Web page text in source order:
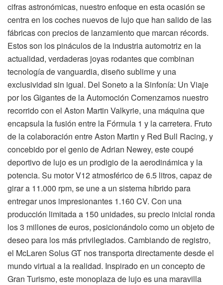
cifras astronómicas, nuestro enfoque en esta ocasión se
centra en los coches nuevos de lujo que han salido de las
fábricas con precios de lanzamiento que marcan récords.
Estos son los pináculos de la industria automotriz en la
actualidad, verdaderas joyas rodantes que combinan
tecnología de vanguardia, diseño sublime y una
exclusividad sin igual. Del Soneto a la Sinfonía: Un Viaje
por los Gigantes de la Automoción Comenzamos nuestro
recorrido con el Aston Martin Valkyrie, una máquina que
encapsula la fusión entre la Fórmula 1 y la carretera. Fruto
de la colaboración entre Aston Martin y Red Bull Racing, y
concebido por el genio de Adrian Newey, este coupé
deportivo de lujo es un prodigio de la aerodinámica y la
potencia. Su motor V12 atmosférico de 6.5 litros, capaz de
girar a 11.000 rpm, se une a un sistema híbrido para
entregar unos impresionantes 1.160 CV. Con una
producción limitada a 150 unidades, su precio inicial ronda
los 3 millones de euros, posicionándolo como un objeto de
deseo para los más privilegiados. Cambiando de registro,
el McLaren Solus GT nos transporta directamente desde el
mundo virtual a la realidad. Inspirado en un concepto de
Gran Turismo, este monoplaza de lujo es una maravilla